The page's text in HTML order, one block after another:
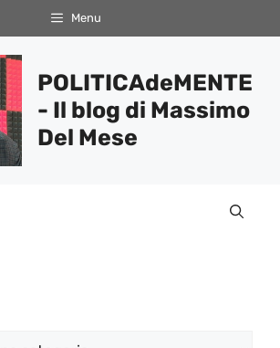
Menu
POLITICAdeMENTE
- Il blog di Massimo
Del Mese